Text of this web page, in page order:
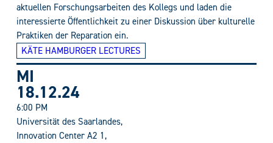
aktuellen Forschungsarbeiten des Kollegs und laden die
interessierte Öffentlichkeit zu einer Diskussion über kulturelle
Praktiken der Reparation ein.
KÄTE HAMBURGER LECTURES
MI
18.12.24
6:00 PM
Universität des Saarlandes,
Innovation Center A2 1,